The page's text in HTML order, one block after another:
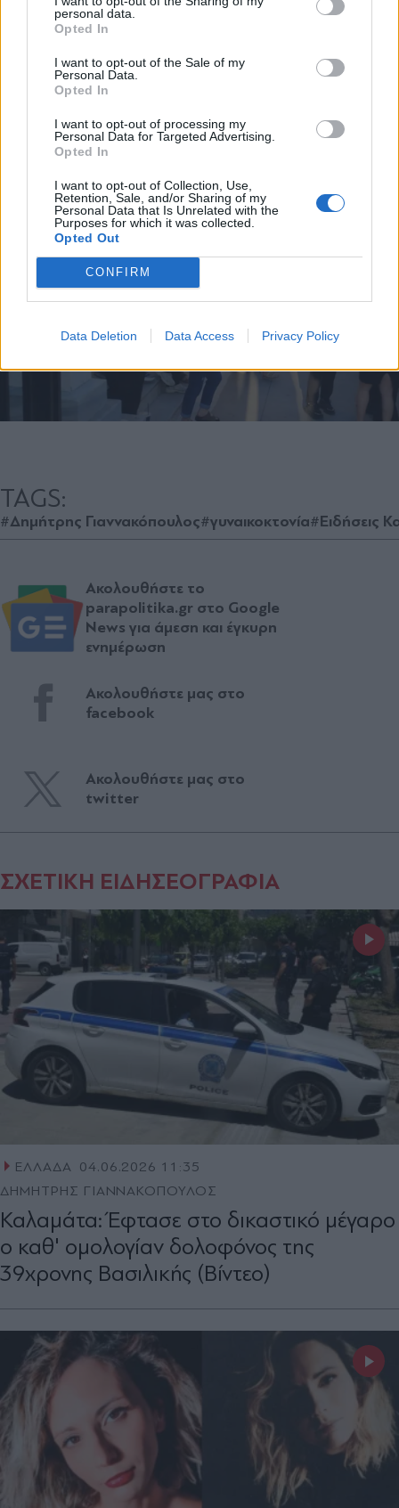
personal data.
Opted In
I want to opt-out of the Sale of my
Personal Data.
Opted In
I want to opt-out of processing my
Personal Data for Targeted Advertising.
Opted In
I want to opt-out of Collection, Use,
Retention, Sale, and/or Sharing of my
Personal Data that Is Unrelated with the
Purposes for which it was collected.
Opted Out
CONFIRM
Data Deletion Data Access Privacy Policy
TAGS:
#Δημήτρης Γιαννακόπουλος#γυναικοκτονία#Ειδήσεις
Ακολουθήστε το
parapolitika.gr στο Google
News για άμεση και έγκυρη
ενημέρωση
Ακολουθήστε μας στο
facebook
Ακολουθήστε μας στο
twitter
ΣΧΕΤΙΚΗ ΕΙΔΗΣΕΟΓΡΑΦΙΑ
ΕΛΛΑΔΑ 04.06.2026 11:35
ΔΗΜΗΤΡΗΣ ΓΙΑΝΝΑΚΟΠΟΥΛΟΣ
Καλαμάτα: Έφτασε στο δικαστικό μέγαρο
ο καθ' ομολογίαν δολοφόνος της
39χρονης Βασιλικής (Βίντεο)
Αποδέχομαι τους
και την πολιτική απορρήτου
X